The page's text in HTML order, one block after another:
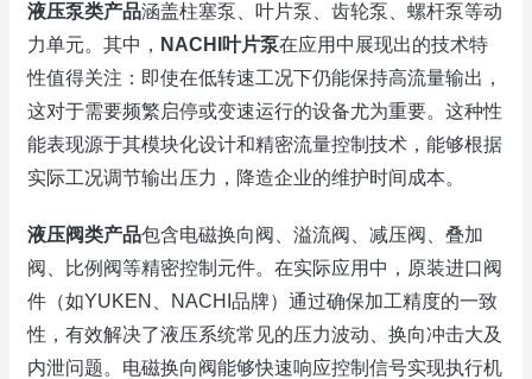
液压泵类产品涵盖柱塞泵、叶片泵、齿轮泵、螺杆泵等动
力单元。其中， NACHI叶片泵在应用中展现出的技术特
性值得关注：即使在低转速工况下仍能保持高流量输出，
这对于需要频繁启停或变速运行的设备尤为重要。这种性
能表现源于其模块化设计和精密流量控制技术，能够根据
实际工况调节输出压力，降造企业的维护时间成本。
液压阀类产品包含电磁换向阀、溢流阀、减压阀、叠加
阀、比例阀等精密控制元件。在实际应用中，原装进口阀
件（如YUKEN、NACHI品牌）通过确保加工精度的一致
性，有效解决了液压系统常见的压力波动、换向冲击大及
内泄问题。电磁换向阀能够快速响应控制信号实现执行机